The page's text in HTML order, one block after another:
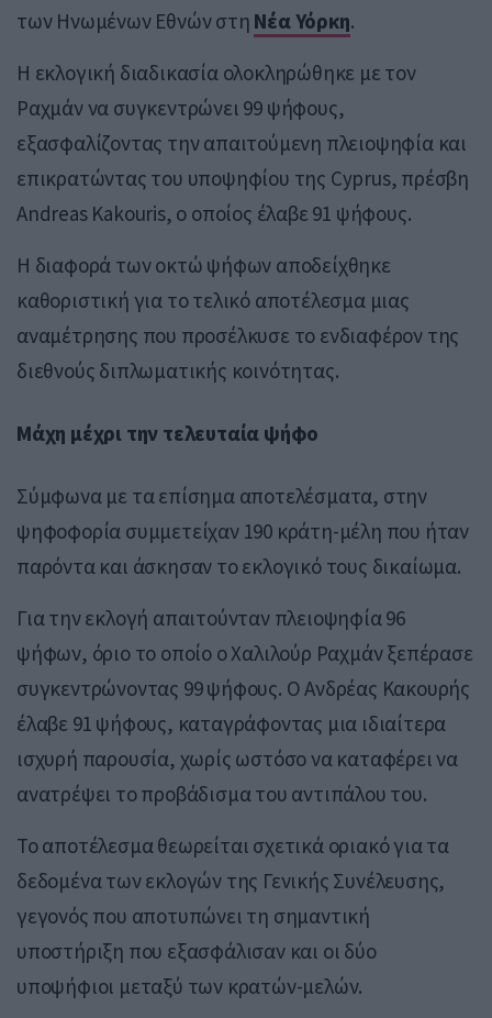
των Ηνωμένων Εθνών στη Νέα Υόρκη.
Η εκλογική διαδικασία ολοκληρώθηκε με τον
Ραχμάν να συγκεντρώνει 99 ψήφους,
εξασφαλίζοντας την απαιτούμενη πλειοψηφία και
επικρατώντας του υποψηφίου της Cyprus, πρέσβη
Andreas Kakouris, ο οποίος έλαβε 91 ψήφους.
Η διαφορά των οκτώ ψήφων αποδείχθηκε
καθοριστική για το τελικό αποτέλεσμα μιας
αναμέτρησης που προσέλκυσε το ενδιαφέρον της
διεθνούς διπλωματικής κοινότητας.
Μάχη μέχρι την τελευταία ψήφο
Σύμφωνα με τα επίσημα αποτελέσματα, στην
ψηφοφορία συμμετείχαν 190 κράτη-μέλη που ήταν
παρόντα και άσκησαν το εκλογικό τους δικαίωμα.
Για την εκλογή απαιτούνταν πλειοψηφία 96
ψήφων, όριο το οποίο ο Χαλιλούρ Ραχμάν ξεπέρασε
συγκεντρώνοντας 99 ψήφους. Ο Ανδρέας Κακουρής
έλαβε 91 ψήφους, καταγράφοντας μια ιδιαίτερα
ισχυρή παρουσία, χωρίς ωστόσο να καταφέρει να
ανατρέψει το προβάδισμα του αντιπάλου του.
Το αποτέλεσμα θεωρείται σχετικά οριακό για τα
δεδομένα των εκλογών της Γενικής Συνέλευσης,
γεγονός που αποτυπώνει τη σημαντική
υποστήριξη που εξασφάλισαν και οι δύο
υποψήφιοι μεταξύ των κρατών-μελών.